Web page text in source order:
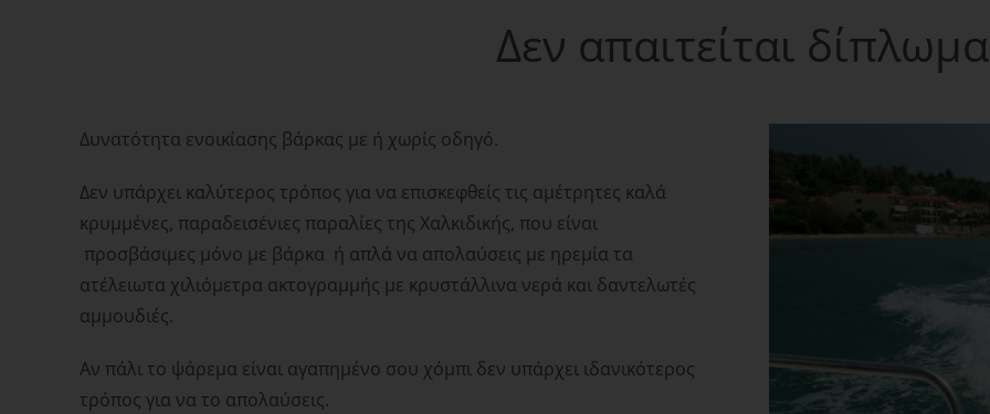
Δεν απαιτείται δίπλωμα
Δυνατότητα ενοικίασης βάρκας με ή χωρίς οδηγό.
Δεν υπάρχει καλύτερος τρόπος για να επισκεφθείς τις αμέτρητες καλά
κρυμμένες, παραδεισένιες παραλίες της Χαλκιδικής, που είναι
προσβάσιμες μόνο με βάρκα ή απλά να απολαύσεις με ηρεμία τα
ατέλειωτα χιλιόμετρα ακτογραμμής με κρυστάλλινα νερά και δαντελωτές
αμμουδιές.
Αν πάλι το ψάρεμα είναι αγαπημένο σου χόμπι δεν υπάρχει ιδανικότερος
τρόπος για να το απολαύσεις.